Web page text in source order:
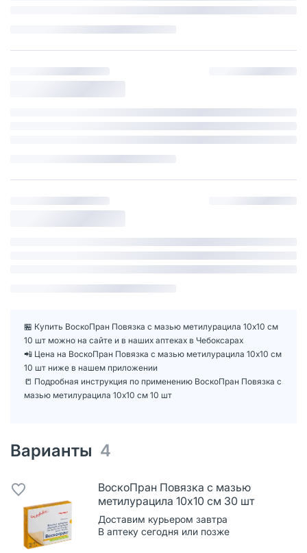
🏪 Купить ВоскоПран Повязка с мазью метилурацила 10х10 см
10 шт можно на сайте и в наших аптеках в Чебоксарах
📲 Цена на ВоскоПран Повязка с мазью метилурацила 10х10 см
10 шт ниже в нашем приложении
📒 Подробная инструкция по применению ВоскоПран Повязка с
мазью метилурацила 10х10 см 10 шт
Варианты 4
ВоскоПран Повязка с мазью
метилурацила 10х10 см 30 шт
Доставим курьером завтра
В аптеку сегодня или позже